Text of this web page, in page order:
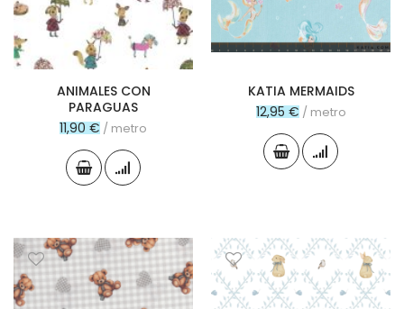
ANIMALES CON
PARAGUAS
11,90 € / metro
KATIA MERMAIDS
12,95 € / metro